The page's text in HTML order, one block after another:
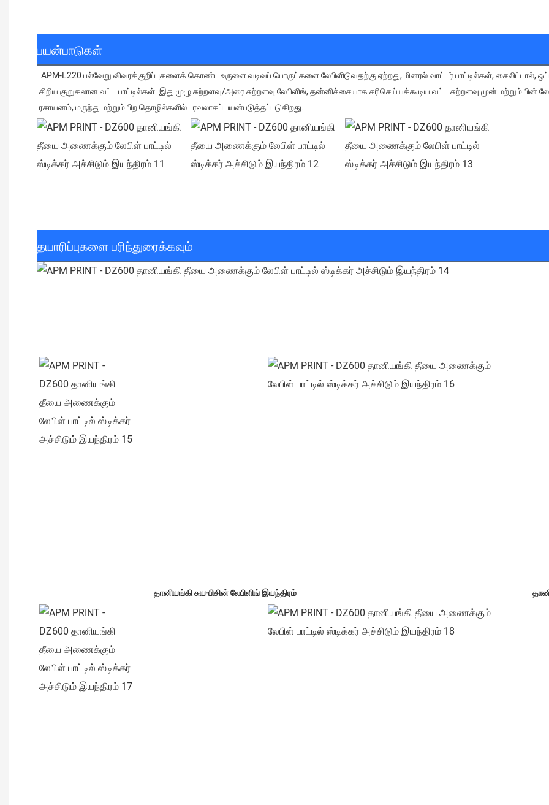
பயன்பாடுகள்
சிறிய குறுகலான வட்ட பாட்டில்கள். இது முழு சுற்றளவு/அரை சுற்றளவு லேபிளிங், தன்னிச்சையாக சரிசெய்யக்கூடிய வட்ட சுற்றளவு முன் மற்றும்
ரசாயனம், மருந்து மற்றும் பிற தொழில்களில் பரவலாகப் பயன்படுத்தப்படுகிறது.
தயாரிப்புகளை பரிந்துரைக்கவும்
தானியங்கி சுய-பிசின் லேபிளிங் இயந்திரம்